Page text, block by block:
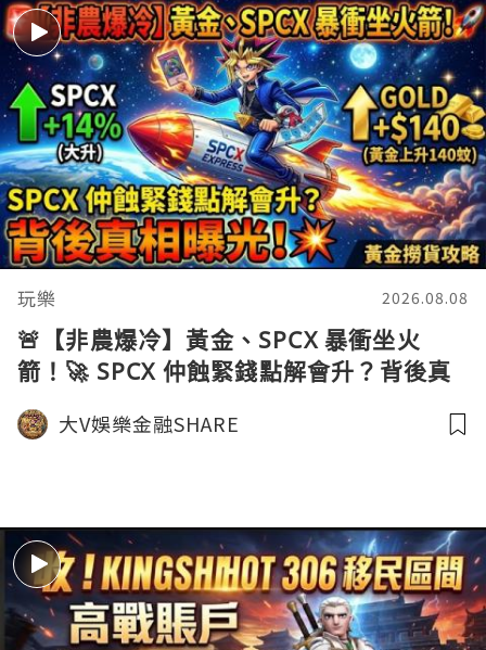
玩樂 2026.08.08
🚨【非農爆冷】黃金、SPCX 暴衝坐火
箭！🚀 SPCX 仲蝕緊錢點解會升？背後真
相曝光！💥黃金撈貨攻略
大V娛樂金融SHARE